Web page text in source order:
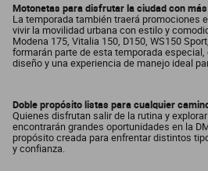
Motonetas para disfrutar la ciudad con
La temporada también traerá promociones
vivir la movilidad urbana con estilo y
Modena 175, Vitalia 150, D150, WS150
formarán parte de esta temporada
diseño y una experiencia de manejo ideal
Doble propósito listas para cualquier
Quienes disfrutan salir de la rutina y
encontrarán grandes oportunidades en la
propósito creada para enfrentar distintos
y confianza.